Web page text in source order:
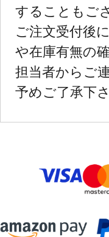
することもご
ご注文受付後
や在庫有無の
担当者からご
予めご了承下さ